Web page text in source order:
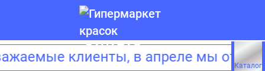
Каталог
клиенты, в апреле мы